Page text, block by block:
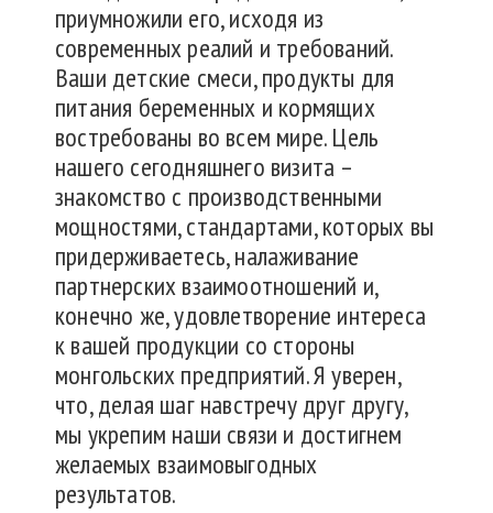
приумножили его, исходя из
современных реалий и требований.
Ваши детские смеси, продукты для
питания беременных и кормящих
востребованы во всем мире. Цель
нашего сегодняшнего визита –
знакомство с производственными
мощностями, стандартами, которых вы
придерживаетесь, налаживание
партнерских взаимоотношений и,
конечно же, удовлетворение интереса
к вашей продукции со стороны
монгольских предприятий. Я уверен,
что, делая шаг навстречу друг другу,
мы укрепим наши связи и достигнем
желаемых взаимовыгодных
результатов.